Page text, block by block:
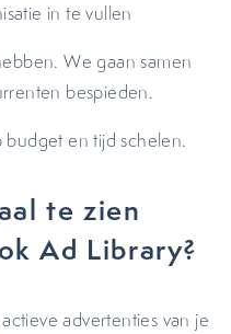
in te vullen
We gaan samen
bespieden.
budget en tijd schelen.
te zien
Ad Library?
advertenties van je